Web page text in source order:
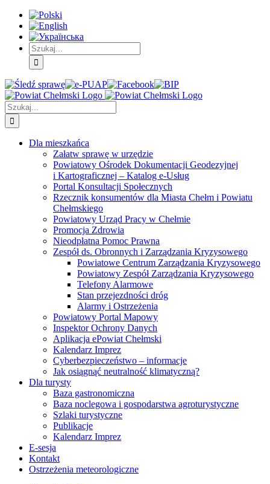
Skip
Treść
główna
Skip
Menu
główne
Skip
Menu
dodatkowe
Szukaj
Śledź
sprawę
E-
PUAP
Facebook BIP Instagram
Szukaj
Dla mieszkańca
Załatw sprawę w urzędzie
Powiatowy Ośrodek Dokumentacji Geodezyjnej
i Kartograficznej – Katalog e-Usług
Portal Konsultacji Społecznych
Rzecznik konsumentów dla Miasta Chełm i Powiatu
Chełmskiego
Powiatowy Urząd Pracy w Chełmie
Promocja Zdrowia
Nieodpłatna Pomoc Prawna
Zespół ds. Obronnych i Zarządzania Kryzysowego
Powiatowe Centrum Zarządzania Kryzysowego
Powiatowy Zespół Zarządzania Kryzysowego
Telefony Alarmowe
Stan przejezdności dróg
Alarmy i Ostrzeżenia
Powiatowy Portal Mapowy
Inspektor Ochrony Danych
Aplikacja ePowiat Chełmski
Kalendarz Imprez
Cyberbezpieczeństwo – informacje
Jak osiągnąć neutralność klimatyczną?
Dla turysty
Baza gastronomiczna
Baza noclegowa i gospodarstwa agroturystyczne
Szlaki turystyczne
Publikacje
Kalendarz Imprez
E-sesja
Kontakt
Ostrzeżenia meteorologiczne